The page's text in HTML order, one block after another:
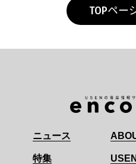
TOPペー
ニュース
特集